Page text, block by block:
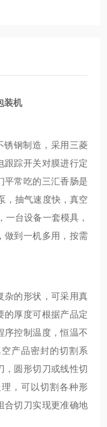
装机
钢制造，采用三菱
跟踪开关对膜进行定
平常吃的三汇香肠是
，抽气速度快，真空
一台设备一套模具，
做到一机多用，按需
的形状，可采用真
的厚度可根据产品定
序控制温度，恒温不
产品密封的切割系
，圆形切刀或线性切
，可以切割各种形
合切刀实现更准确地